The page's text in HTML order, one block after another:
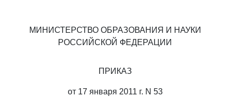
МИНИСТЕРСТВО ОБРАЗОВАНИЯ И НАУКИ
РОССИЙСКОЙ ФЕДЕРАЦИИ
ПРИКАЗ
от 17 января 2011 г. N 53